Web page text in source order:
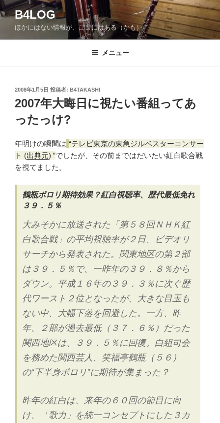
コ
ン
ン
B4LOG
ほかにはない情報が、ここにはある（かも）。
メニュー
投
稿
日:
2008年1月5日 投稿者: B4TAKASHI
2007年大晦日に視たい番組ってあ
ったっけ?
年明けの瞬間は
テレビ東京の東急ジルベスターコンサー
ト (出典元)
でしたが、その前まではだいたい紅白歌合戦
を視てました。
鶴瓶ポロリ期待効果？紅白視聴率、歴代最低免れ
３９．５％
大みそかに放送された「第５８回ＮＨＫ紅
白歌合戦」の平均視聴率が２日、ビデオリ
サーチから発表された。関東地区の第２部
は３９．５％で、一昨年の３９．８％から
ダウン。平成１６年の３９．３％に次ぐ歴
代ワースト２位となったが、大きな目玉も
ない中、大幅下落を回避した。一方、昨
年、２部が過去最低（３７．６％）だった
関西地区は、３９．５％に回復。白組司会
を務めた関西芸人、笑福亭鶴瓶（５６）
の“下半身ポロリ”に期待が集まった？
昨年の紅白は、来年の６０回の節目に向
け、「歌力」を統一コンセプトにした３カ